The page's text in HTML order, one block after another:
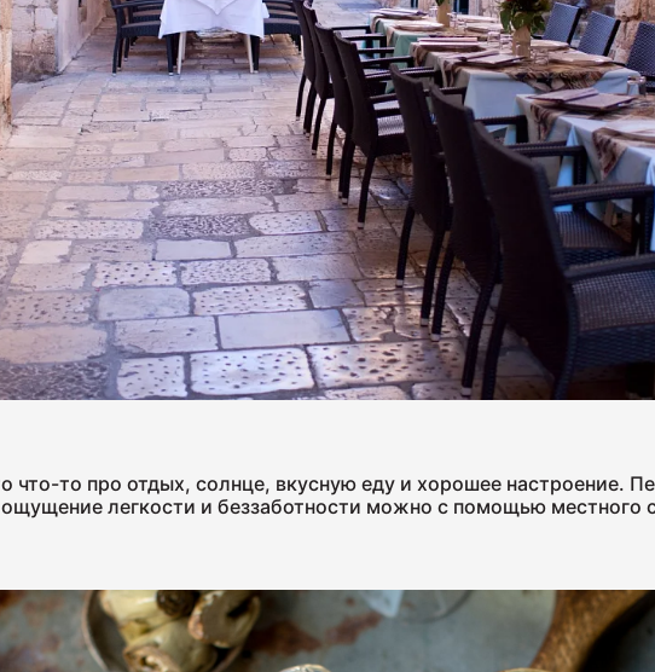
Колбаса
260
Ветчина
Колбаса
то про отдых, солнце, вкусную еду и хорошее настроение.
ощущение легкости и беззаботности можно с помощью местного